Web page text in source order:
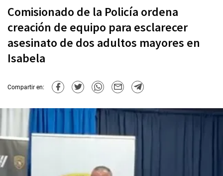
Comisionado de la Policía ordena
creación de equipo para esclarecer
asesinato de dos adultos mayores en
Isabela
Compartir en: